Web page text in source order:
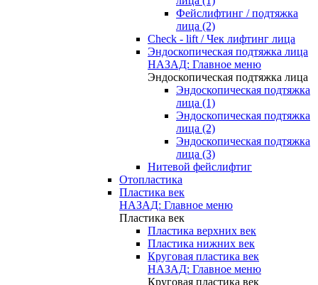
Фейслифтинг / подтяжка
лица (2)
Check - lift / Чек лифтинг лица
Эндоскопическая подтяжка лица
НАЗАД: Главное меню
Эндоскопическая подтяжка лица
Эндоскопическая подтяжка
лица (1)
Эндоскопическая подтяжка
лица (2)
Эндоскопическая подтяжка
лица (3)
Нитевой фейслифтиг
Отопластика
Пластика век
НАЗАД: Главное меню
Пластика век
Пластика верхних век
Пластика нижних век
Круговая пластика век
НАЗАД: Главное меню
Круговая пластика век